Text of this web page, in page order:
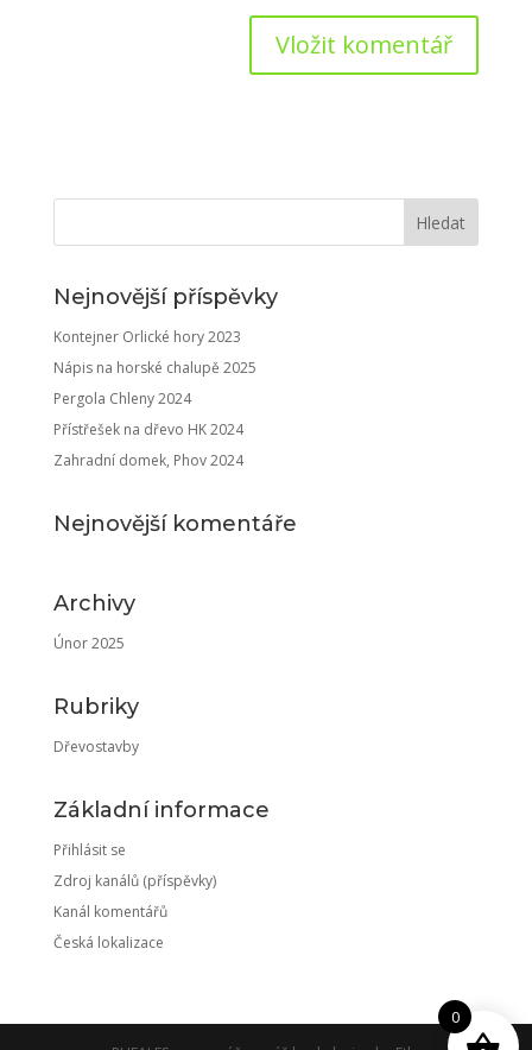
Nejnovější příspěvky
Kontejner Orlické hory 2023
Nápis na horské chalupě 2025
Pergola Chleny 2024
Přístřešek na dřevo HK 2024
Zahradní domek, Phov 2024
Nejnovější komentáře
Archivy
Únor 2025
Rubriky
Dřevostavby
Základní informace
Přihlásit se
Zdroj kanálů (příspěvky)
Kanál komentářů
Česká lokalizace
0